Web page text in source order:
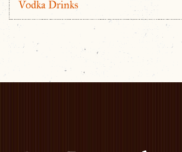
Vodka Drinks